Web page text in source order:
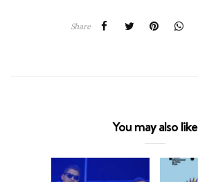
Share
You may also like